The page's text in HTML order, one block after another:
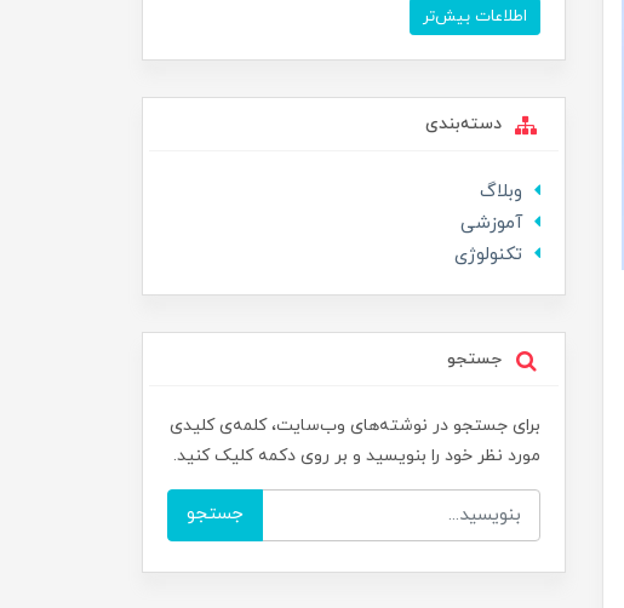
اطلاعات بیش‌تر
دسته‌بندی
وبلاگ
آموزشی
تکنولوژی
جستجو
برای جستجو در نوشته‌های وب‌سایت، کلمه‌ی کلیدی
مورد نظر خود را بنویسید و بر روی دکمه کلیک کنید.
جستجو